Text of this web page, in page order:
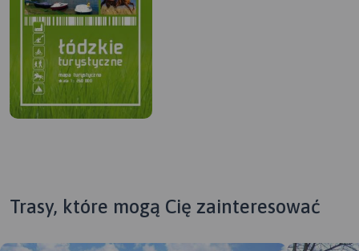
Trasy, które mogą Cię zainteresować